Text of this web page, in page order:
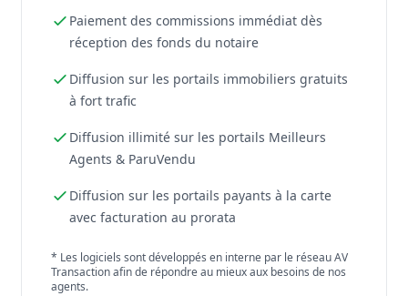
Paiement des commissions immédiat dès
réception des fonds du notaire
Diffusion sur les portails immobiliers gratuits
à fort trafic
Diffusion illimité sur les portails Meilleurs
Agents & ParuVendu
Diffusion sur les portails payants à la carte
avec facturation au prorata
* Les logiciels sont développés en interne par le réseau AV
Transaction afin de répondre au mieux aux besoins de nos
agents.